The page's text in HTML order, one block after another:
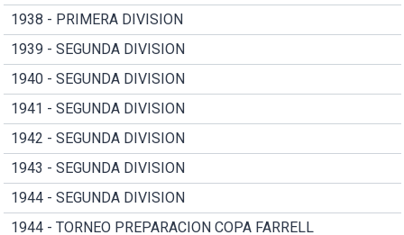
1938 - PRIMERA DIVISION
1939 - SEGUNDA DIVISION
1940 - SEGUNDA DIVISION
1941 - SEGUNDA DIVISION
1942 - SEGUNDA DIVISION
1943 - SEGUNDA DIVISION
1944 - SEGUNDA DIVISION
1944 - TORNEO PREPARACION COPA FARRELL